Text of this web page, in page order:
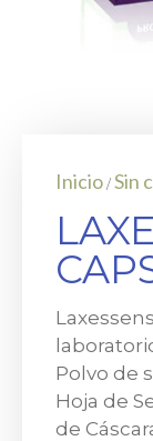
Inicio / Sin
Polvo de
Hoja de
de